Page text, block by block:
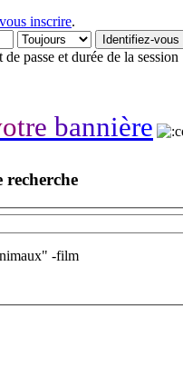
vous inscrire.
passe et durée de la session
otre bannière
recherche
-film